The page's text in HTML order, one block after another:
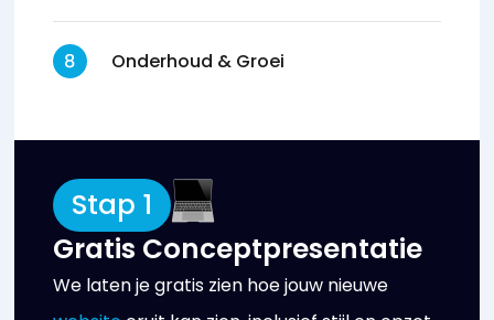
Onderhoud & Groei
Stap 1
Gratis Conceptpresentatie
We laten je gratis zien hoe jouw nieuwe